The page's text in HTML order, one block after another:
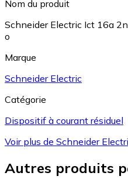
Nom du produit
Schneider Electric Ict 16a
o
Marque
Schneider Electric
Catégorie
Dispositif à courant résiduel
Voir plus de Schneider
Autres produits